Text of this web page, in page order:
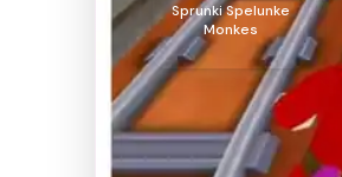
Sprunki Spelunke
Monkes